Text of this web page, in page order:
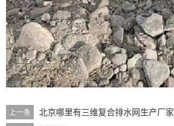
上一条 北京哪里有三维复合排水网生产厂家